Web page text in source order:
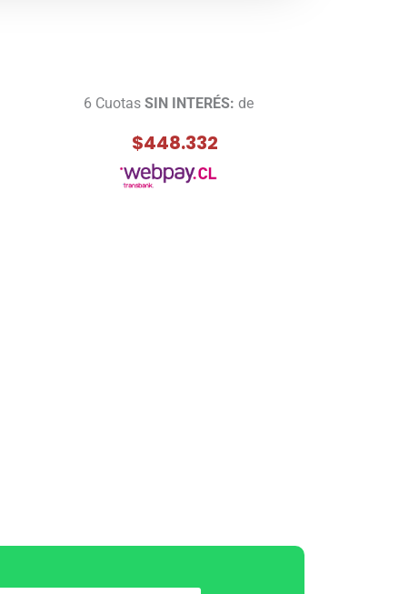
6 Cuotas SIN INTERÉS: de
$448.332